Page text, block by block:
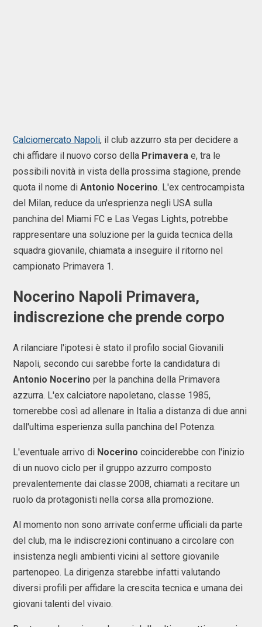
Calciomercato Napoli, il club azzurro sta per decidere a
chi affidare il nuovo corso della Primavera e, tra le
possibili novità in vista della prossima stagione, prende
quota il nome di Antonio Nocerino. L'ex centrocampista
del Milan, reduce da un'esprienza negli USA sulla
panchina del Miami FC e Las Vegas Lights, potrebbe
rappresentare una soluzione per la guida tecnica della
squadra giovanile, chiamata a inseguire il ritorno nel
campionato Primavera 1.
Nocerino Napoli Primavera,
indiscrezione che prende corpo
A rilanciare l'ipotesi è stato il profilo social Giovanili
Napoli, secondo cui sarebbe forte la candidatura di
Antonio Nocerino per la panchina della Primavera
azzurra. L'ex calciatore napoletano, classe 1985,
tornerebbe così ad allenare in Italia a distanza di due anni
dall'ultima esperienza sulla panchina del Potenza.
L'eventuale arrivo di Nocerino coinciderebbe con l'inizio
di un nuovo ciclo per il gruppo azzurro composto
prevalentemente dai classe 2008, chiamati a recitare un
ruolo da protagonisti nella corsa alla promozione.
Al momento non sono arrivate conferme ufficiali da parte
del club, ma le indiscrezioni continuano a circolare con
insistenza negli ambienti vicini al settore giovanile
partenopeo. La dirigenza starebbe infatti valutando
diversi profili per affidare la crescita tecnica e umana dei
giovani talenti del vivaio.